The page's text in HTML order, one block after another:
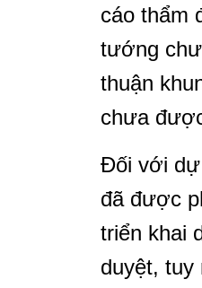
cáo thẩm
tướng
thuận
chưa
Đối với dự
đã được
triển khai
duyệt,